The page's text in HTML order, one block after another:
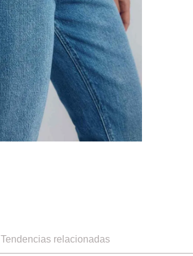
Tendencias relacionadas